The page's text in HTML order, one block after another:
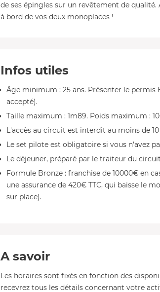
de ses épingles sur un revêtement de qualité.
à bord de vos deux monoplaces !
Infos utiles
Âge minimum : 25 ans. Présenter le
accepté).
Taille maximum : 1m89. Poids maximum :
L'accès au circuit est interdit au moins de 10
Le set pilote est obligatoire si vous n’avez
Le déjeuner, préparé par le traiteur du
Formule Bronze : franchise de 10000€ en
une assurance de 420€ TTC, qui baisse le
sur place).
A savoir
Les horaires sont fixés en fonction des
recevrez tous les détails concernant votre